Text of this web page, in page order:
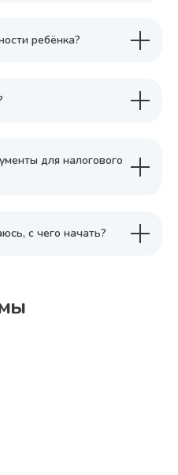
ребёнка?
для налогового
с чего начать?